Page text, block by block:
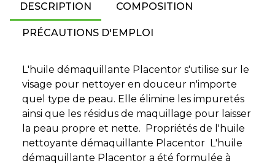
DESCRIPTION COMPOSITION
PRÉCAUTIONS D'EMPLOI
L'huile démaquillante Placentor s'utilise sur le
visage pour nettoyer en douceur n'importe
quel type de peau. Elle élimine les impuretés
ainsi que les résidus de maquillage pour laisser
la peau propre et nette. Propriétés de l'huile
nettoyante démaquillante Placentor L'huile
démaquillante Placentor a été formulée à